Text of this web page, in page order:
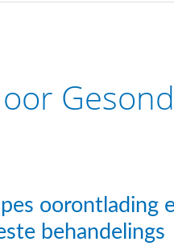
oor
oorontlading
behandelings
Tipes
oorontlading
en
gepaardgaande